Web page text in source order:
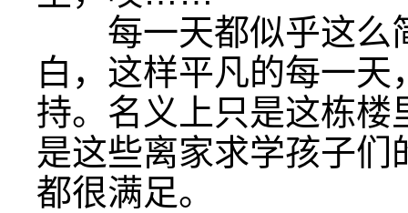
每一天都似乎这么
白，这样平凡的每一
持。名义上只是这栋楼
是这些离家求学孩子们
都很满足。